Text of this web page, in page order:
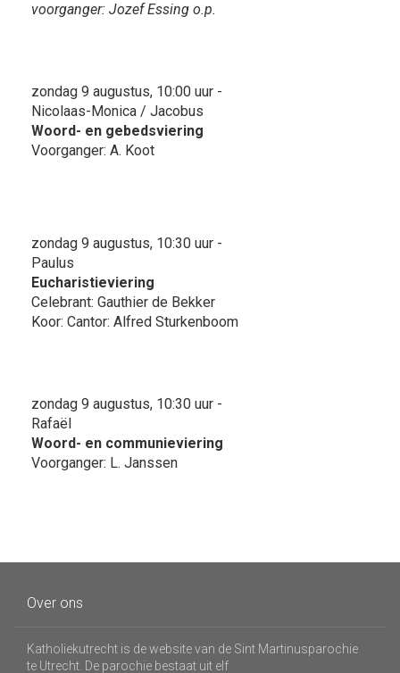
voorganger: Jozef Essing o.p.
zondag 9 augustus, 10:00 uur -
Nicolaas-Monica / Jacobus
Woord- en gebedsviering
Voorganger: A. Koot
zondag 9 augustus, 10:30 uur -
Paulus
Eucharistieviering
Celebrant: Gauthier de Bekker
Koor: Cantor: Alfred Sturkenboom
zondag 9 augustus, 10:30 uur -
Rafaël
Woord- en communieviering
Voorganger: L. Janssen
Over ons
Katholiekutrecht is de website van de Sint Martinusparochie
te Utrecht. De parochie bestaat uit elf